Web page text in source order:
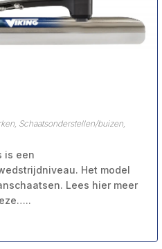
, Schaatsonderstellen/buizen,
is een
Het model
Lees hier meer